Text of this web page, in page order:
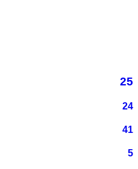
25
24
41
5